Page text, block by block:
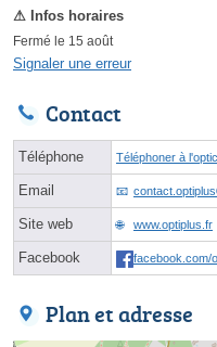
Fermé le 15 août
Signaler une erreur
Contact
Téléphone Téléphoner à
Email
Site web www.optiplus.fr
Facebook facebook.com/
Plan et adresse